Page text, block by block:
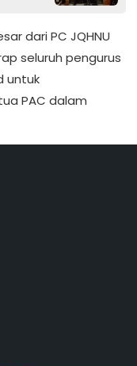
dari PC JQHNU
seluruh pengurus
untuk
PAC dalam